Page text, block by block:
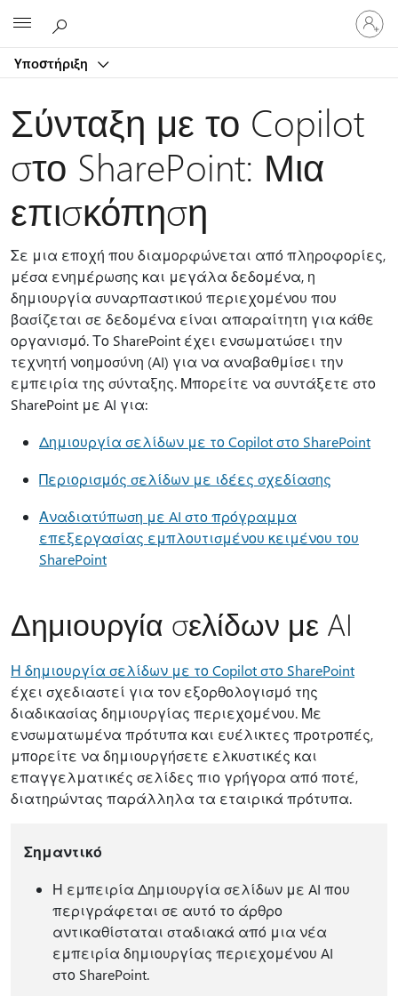
Υποστήριξη
Είσοδος
στον
Σύνταξη με το Copilot
στο SharePoint: Μια
επισκόπηση
Σε μια εποχή που διαμορφώνεται από πληροφορίες,
μέσα ενημέρωσης και μεγάλα δεδομένα, η
δημιουργία συναρπαστικού περιεχομένου που
βασίζεται σε δεδομένα είναι απαραίτητη για κάθε
οργανισμό. Το SharePoint έχει ενσωματώσει την
τεχνητή νοημοσύνη (AI) για να αναβαθμίσει την
εμπειρία της σύνταξης. Μπορείτε να συντάξετε στο
SharePoint με AI για:
Δημιουργία σελίδων με το Copilot στο SharePoint
Περιορισμός σελίδων με ιδέες σχεδίασης
Αναδιατύπωση με AI στο πρόγραμμα
επεξεργασίας εμπλουτισμένου κειμένου του
SharePoint
Δημιουργία σελίδων με AI
Η δημιουργία σελίδων με το Copilot στο SharePoint
έχει σχεδιαστεί για τον εξορθολογισμό της
διαδικασίας δημιουργίας περιεχομένου. Με
ενσωματωμένα πρότυπα και ευέλικτες προτροπές,
μπορείτε να δημιουργήσετε ελκυστικές και
επαγγελματικές σελίδες πιο γρήγορα από ποτέ,
διατηρώντας παράλληλα τα εταιρικά πρότυπα.
Σημαντικό
Η εμπειρία Δημιουργία σελίδων με AI που
περιγράφεται σε αυτό το άρθρο
αντικαθίσταται σταδιακά από μια νέα
εμπειρία δημιουργίας περιεχομένου AI
στο SharePoint.